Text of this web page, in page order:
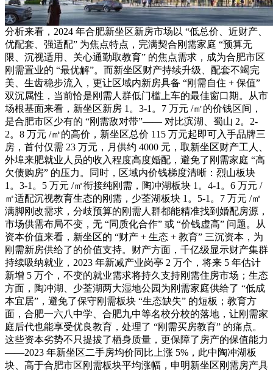
分析来看，2024 年合肥新坐区新房市场以 “低总价、近财产、
优配套、强适配” 为焦点特点，完满契合刚需家庭 “预算无
限、沉视适用、关心通勤取教育” 的焦点需求，成为合肥市区
刚需置业的 “最优解”。而新坐区财产持续升级、配套不竭完
美、生齿稳步流入，更让区域内新房具备 “刚需自住 + 保值”
双沉属性，当前恰是刚需人群低门槛上车的最佳窗口期。从市
场根基面来看，新坐区新房 1。3-1。7 万元 /㎡的价钱区间，
是合肥市区少有的 “刚需敌对带”—— 对比滨湖、蜀山 2。2-
2。8 万元 /㎡的高价，新坐区总价 115 万元起即可入手品牌三
房，首付仅需 23 万元，月供约 4000 元，取新坐区财产工人、
外埠来肥就业人员的收入程度高度婚配，避免了刚需家庭 “高
欠债购房” 的压力。同时，区域内价钱梯度清晰：烈山板块
1。3-1。5 万元 /㎡衔接纯刚需，陶冲湖板块 1。4-1。6 万元 /
㎡适配沉视教育生态的刚需，少荃湖板块 1。5-1。7 万元 /㎡
满脚刚改需求，分歧预算的刚需人群都能精准找到婚配房源，
市场供需布局不变，无 “同质化合作” 或 “价钱虚高” 问题。从
资本价值来看，新坐区的 “财产 + 生态 + 教育” 三沉资本，为
刚需新房供给了的价值支持。财产方面，千亿级显示财产集群
持续吸纳就业，2023 年新减产业岗亭 2 万个，将来 5 年估计
新增 5 万个，不变的就业需求将持久支持刚需住房市场；生态
方面，陶冲湖、少荃湖两大湿地公园为刚需家庭供给了 “低成
本宜居”，避免了保守刚需板块 “生态缺失” 的短板；教育方
面，合肥一六八中学、合肥九中等名校分校的落地，让刚需家
庭后代也能享受优良教育，处理了 “刚需买房教育” 的痛点。
这些资本劣势不只提拔了栖身质量，更保障了房产的保值能力
——2023 年新坐区二手房均价同比上涨 5%，此中陶冲湖板
块、高于合肥市区刚需板块平均涨幅，申明新坐区刚需房产具